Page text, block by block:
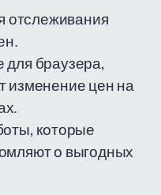
отслеживания
браузера,
изменение цен на
которые
о выгодных